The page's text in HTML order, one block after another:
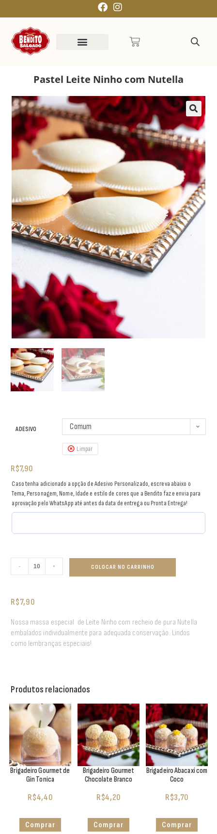
Pastel Leite Ninho com Nutella
ADESIVO Comum
Limpar
R$7,90
Caso tenha adicionado a opção de Adesivo Personalizado, escreva abaixo o
Tema, Personagem, Nome, Idade e estilo de cores que a Bendito faz e envia para
aprovação pelo WhatsApp até antes da data de entrega ou Pronta Entrega!
- + COLOCAR NO CARRINHO
R$7,90
Nossa massa especial de Leite Ninho com recheio de pura Nutella
embalados individualmente para adequada conservação. Lindos
como lembranças especiais!
Produtos relacionados
Brigadeiro Gourmet de
Gin Tonica
R$4,40
Comprar
Brigadeiro Gourmet
Chocolate Branco
R$4,20
Comprar
Brigadeiro Abacaxi com
Coco
R$3,70
Comprar